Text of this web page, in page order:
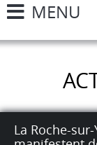
MENU
La Roche-